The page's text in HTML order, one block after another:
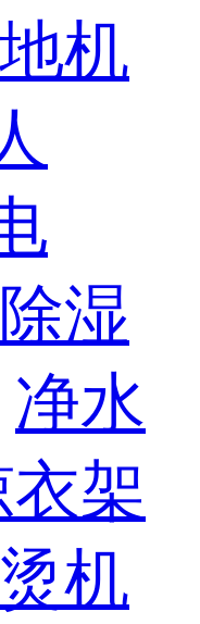
机
除湿
净水
衣架
机